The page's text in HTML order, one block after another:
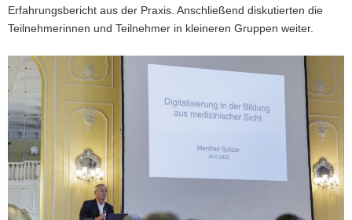
Erfahrungsbericht aus der Praxis. Anschließend diskutierten die
Teilnehmerinnen und Teilnehmer in kleineren Gruppen weiter.